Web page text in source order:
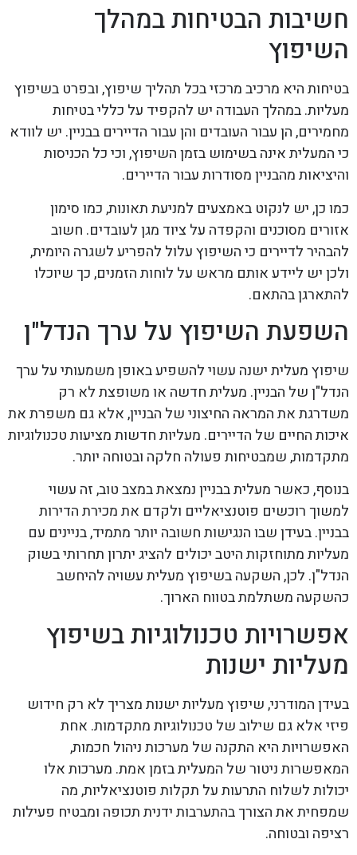
חשיבות הבטיחות במהלך
השיפוץ
בטיחות היא מרכיב מרכזי בכל תהליך שיפוץ, ובפרט בשיפוץ
מעליות. במהלך העבודה יש להקפיד על כללי בטיחות
מחמירים, הן עבור העובדים והן עבור הדיירים בבניין. יש לוודא
כי המעלית אינה בשימוש בזמן השיפוץ, וכי כל הכניסות
והיציאות מהבניין מסודרות עבור הדיירים.
כמו כן, יש לנקוט באמצעים למניעת תאונות, כמו סימון
אזורים מסוכנים והקפדה על ציוד מגן לעובדים. חשוב
להבהיר לדיירים כי השיפוץ עלול להפריע לשגרה היומית,
ולכן יש ליידע אותם מראש על לוחות הזמנים, כך שיוכלו
להתארגן בהתאם.
השפעת השיפוץ על ערך הנדל"ן
שיפוץ מעלית ישנה עשוי להשפיע באופן משמעותי על ערך
הנדל"ן של הבניין. מעלית חדשה או משופצת לא רק
משדרגת את המראה החיצוני של הבניין, אלא גם משפרת את
איכות החיים של הדיירים. מעליות חדשות מציעות טכנולוגיות
מתקדמות, שמבטיחות פעולה חלקה ובטוחה יותר.
בנוסף, כאשר מעלית בבניין נמצאת במצב טוב, זה עשוי
למשוך רוכשים פוטנציאליים ולקדם את מכירת הדירות
בבניין. בעידן שבו הנגישות חשובה יותר מתמיד, בניינים עם
מעליות מתוחזקות היטב יכולים להציג יתרון תחרותי בשוק
הנדל"ן. לכן, השקעה בשיפוץ מעלית עשויה להיחשב
כהשקעה משתלמת בטווח הארוך.
אפשרויות טכנולוגיות בשיפוץ
מעליות ישנות
בעידן המודרני, שיפוץ מעליות ישנות מצריך לא רק חידוש
פיזי אלא גם שילוב של טכנולוגיות מתקדמות. אחת
האפשרויות היא התקנה של מערכות ניהול חכמות,
המאפשרות ניטור של המעלית בזמן אמת. מערכות אלו
יכולות לשלוח התרעות על תקלות פוטנציאליות, מה
שמפחית את הצורך בהתערבות ידנית תכופה ומבטיח פעילות
רציפה ובטוחה.